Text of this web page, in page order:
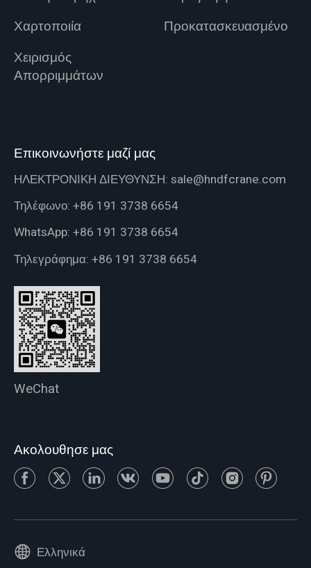
Χαρτοποιία
Προκατασκευασμένο
Χειρισμός
Απορριμμάτων
Επικοινωνήστε μαζί μας
ΗΛΕΚΤΡΟΝΙΚΗ ΔΙΕΥΘΥΝΣΗ: sale@hndfcrane.com
Τηλέφωνο: +86 191 3738 6654
WhatsApp: +86 191 3738 6654
Τηλεγράφημα: +86 191 3738 6654
WeChat
Ακολουθησε μας
Ελληνικά